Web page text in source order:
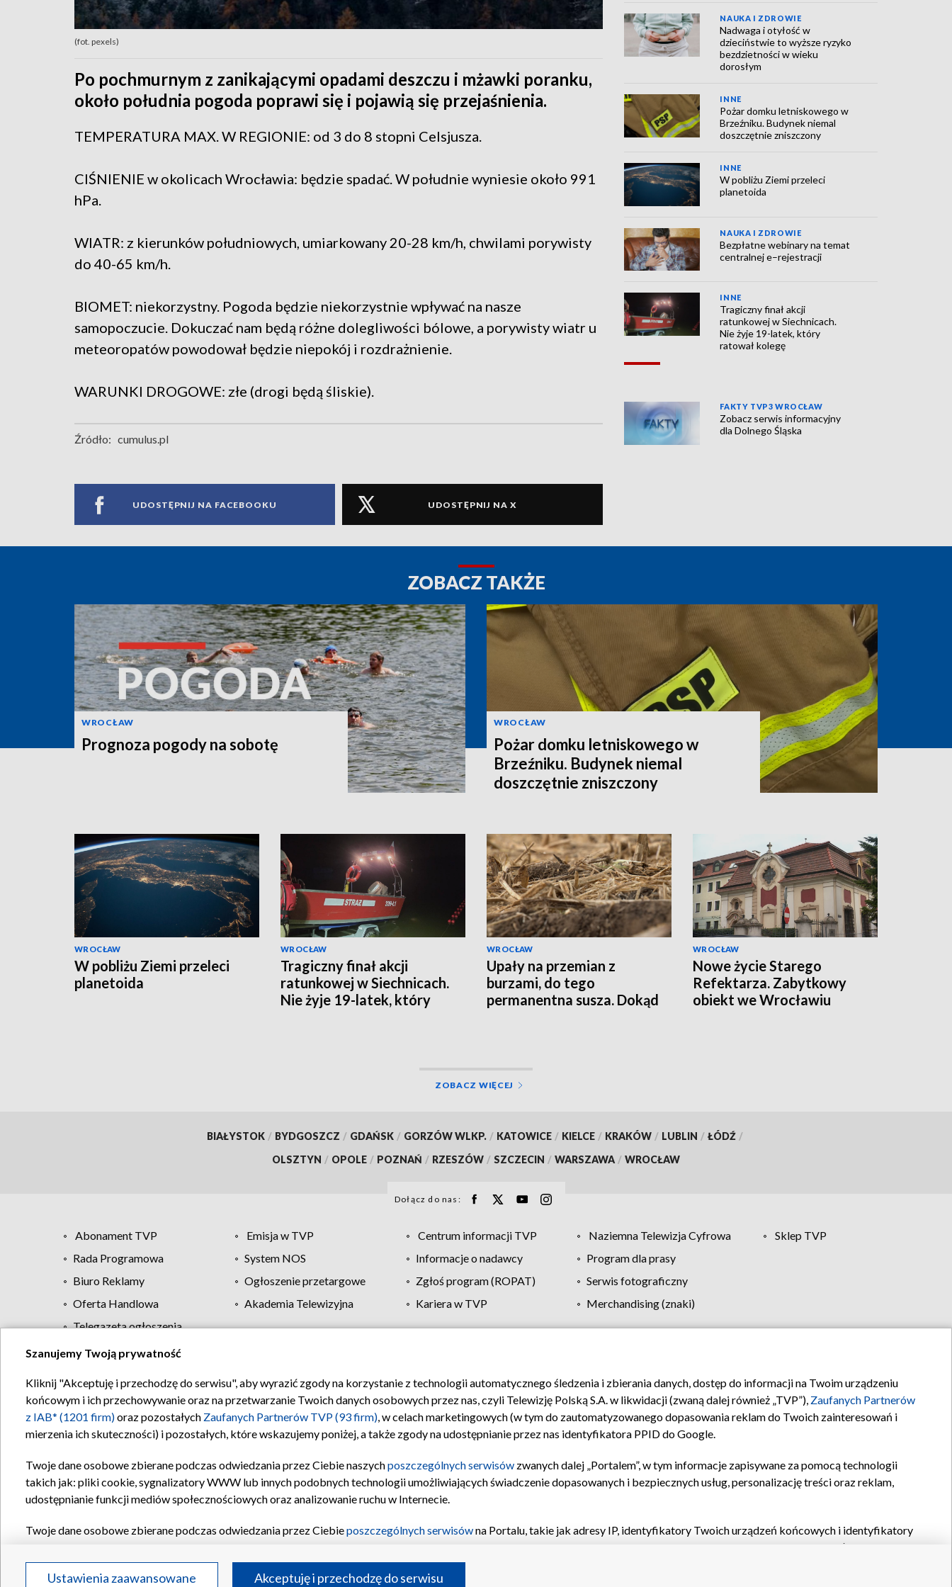
(fot. pexels)
Po pochmurnym z zanikającymi opadami deszczu i mżawki poranku,
około południa pogoda poprawi się i pojawią się przejaśnienia.
TEMPERATURA MAX. W REGIONIE: od 3 do 8 stopni Celsjusza.
CIŚNIENIE w okolicach Wrocławia: będzie spadać. W południe wyniesie około 991
hPa.
WIATR: z kierunków południowych, umiarkowany 20-28 km/h, chwilami porywisty
do 40-65 km/h.
BIOMET: niekorzystny. Pogoda będzie niekorzystnie wpływać na nasze
samopoczucie. Dokuczać nam będą różne dolegliwości bólowe, a porywisty wiatr u
meteoropatów powodował będzie niepokój i rozdrażnienie.
WARUNKI DROGOWE: złe (drogi będą śliskie).
Źródło: cumulus.pl
UDOSTĘPNIJ NA FACEBOOKU UDOSTĘPNIJ NA X
NAUKA I ZDROWIE
Nadwaga i otyłość w
dzieciństwie to wyższe ryzyko
bezdzietności w wieku
dorosłym
INNE
Pożar domku letniskowego w
Brzeźniku. Budynek niemal
doszczętnie zniszczony
INNE
W pobliżu Ziemi przeleci
planetoida
NAUKA I ZDROWIE
Bezpłatne webinary na temat
centralnej e–rejestracji
INNE
Tragiczny finał akcji
ratunkowej w Siechnicach.
Nie żyje 19-latek, który
ratował kolegę
FAKTY TVP3 WROCŁAW
Zobacz serwis informacyjny
dla Dolnego Śląska
ZOBACZ TAKŻE
WROCŁAW
Prognoza pogody na sobotę
WROCŁAW
Pożar domku letniskowego w
Brzeźniku. Budynek niemal
doszczętnie zniszczony
WROCŁAW
W pobliżu Ziemi przeleci
planetoida
WROCŁAW
Tragiczny finał akcji
ratunkowej w Siechnicach.
Nie żyje 19-latek, który
WROCŁAW
Upały na przemian z
burzami, do tego
permanentna susza. Dokąd
WROCŁAW
Nowe życie Starego
Refektarza. Zabytkowy
obiekt we Wrocławiu
ZOBACZ WIĘCEJ
BIAŁYSTOK / BYDGOSZCZ / GDAŃSK / GORZÓW WLKP. / KATOWICE / KIELCE / KRAKÓW / LUBLIN / ŁÓDŹ /
OLSZTYN / OPOLE / POZNAŃ / RZESZÓW / SZCZECIN / WARSZAWA / WROCŁAW
Dołącz do nas:
Abonament TVP Emisja w TVP Centrum informacji TVP Naziemna Telewizja Cyfrowa
Sklep TVP
Rada Programowa
System NOS Informacje o nadawcy
Program dla prasy
Biuro Reklamy
Ogłoszenie przetargowe Zgłoś program (ROPAT)
Serwis fotograficzny
Oferta Handlowa
Akademia Telewizyjna Kariera w TVP
Merchandising (znaki)
Telegazeta ogłoszenia
Regulamin TVP Polityka prywatności Moje zgody Pomoc Biuro reklamy Kontakt
Szanujemy Twoją prywatność
Kliknij "Akceptuję i przechodzę do serwisu", aby wyrazić zgody na korzystanie z technologii automatycznego śledzenia i zbierania danych, dostęp do informacji na Twoim urządzeniu
końcowym i ich przechowywanie oraz na przetwarzanie Twoich danych osobowych przez nas, czyli Telewizję Polską S.A. w likwidacji (zwaną dalej również „TVP”), Zaufanych Partnerów
z IAB* (1201 firm)oraz pozostałych Zaufanych Partnerów TVP (93 firm), w celach marketingowych (w tym do zautomatyzowanego dopasowania reklam do Twoich zainteresowań i
mierzenia ich skuteczności) i pozostałych, które wskazujemy poniżej, a także zgody na udostępnianie przez nas identyfikatora PPID do Google.
Twoje dane osobowe zbierane podczas odwiedzania przez Ciebie naszychposzczególnych serwisów zwanych dalej „Portalem”, w tym informacje zapisywane za pomocą technologii
takich jak: pliki cookie, sygnalizatory WWW lub innych podobnych technologii umożliwiających świadczenie dopasowanych i bezpiecznych usług, personalizację treści oraz reklam,
udostępnianie funkcji mediów społecznościowych oraz analizowanie ruchu w Internecie.
Twoje dane osobowe zbierane podczas odwiedzania przez Ciebieposzczególnych serwisówna Portalu, takie jak adresy IP, identyfikatory Twoich urządzeń końcowych i identyfikatory
oraz pozostałych
Partnerów TVPdla realizacji następujących celów i funkcji: przechowywania informacji na urządzeniu lub dostęp do nich, wyboru podstawowych reklam, wyboru spersonalizowanych
reklam, tworzenia profilu spersonalizowanych reklam, tworzenia profilu spersonalizowanych treści, wyboru spersonalizowanych treści, pomiaru wydajności reklam, pomiaru wydajności
Ustawienia zaawansowane Akceptuję i przechodzę do serwisu